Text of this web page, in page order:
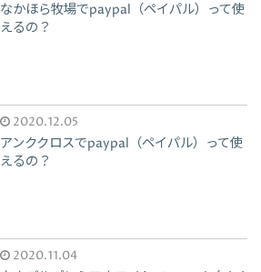
なかほら牧場でpaypal（ペイパル）って使
えるの？
2020.12.05
アンククロスでpaypal（ペイパル）って使
えるの？
2020.11.04